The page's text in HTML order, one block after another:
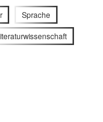
Sprache